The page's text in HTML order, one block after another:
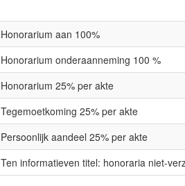
Honorarium aan 100%
Honorarium onderaanneming 100 %
Honorarium 25% per akte
Tegemoetkoming 25% per akte
Persoonlijk aandeel 25% per akte
Ten informatieven titel: honoraria niet-